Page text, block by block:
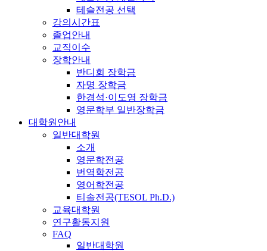
테슬전공 선택
강의시간표
졸업안내
교직이수
장학안내
반디회 장학금
자명 장학금
한경석·이도영 장학금
영문학부 일반장학금
대학원안내
일반대학원
소개
영문학전공
번역학전공
영어학전공
티솔전공(TESOL Ph.D.)
교육대학원
연구활동지원
FAQ
일반대학원